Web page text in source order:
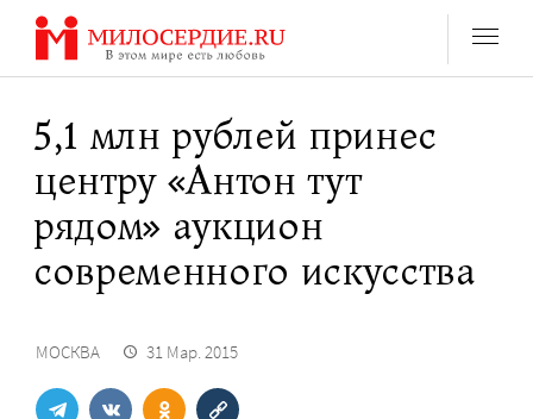
Перейти
содержанию
5,1 млн рублей принес
центру «Антон тут
рядом» аукцион
современного искусства
МОСКВА 31 Мар. 2015